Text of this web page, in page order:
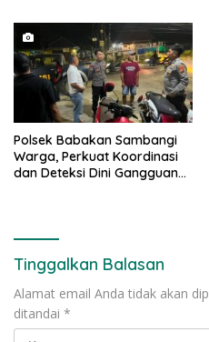
Polsek Babakan Sambangi
Warga, Perkuat Koordinasi
dan Deteksi Dini Gangguan
Tinggalkan Balasan
Alamat email Anda tidak akan
ditandai *